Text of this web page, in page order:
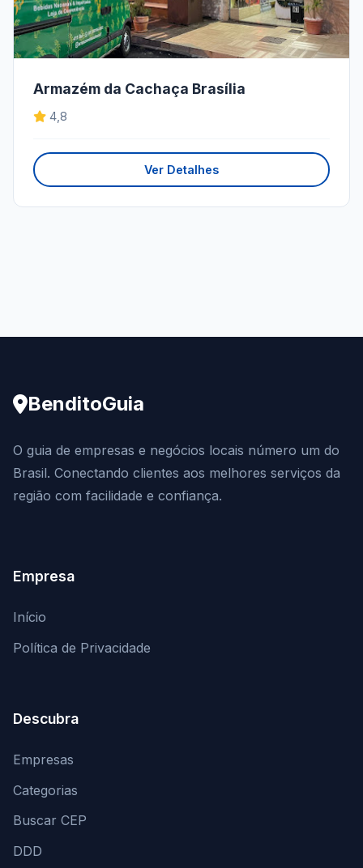
Armazém da Cachaça Brasília
4,8
Ver Detalhes
BenditoGuia
O guia de empresas e negócios locais número um do
Brasil. Conectando clientes aos melhores serviços da
região com facilidade e confiança.
Empresa
Início
Política de Privacidade
Descubra
Empresas
Categorias
Buscar CEP
DDD